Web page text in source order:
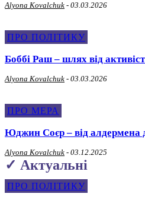
Alyona Kovalchuk - 03.03.2026
ПРО ПОЛІТИКУ
Боббі Раш – шлях від
Alyona Kovalchuk - 03.03.2026
ПРО МЕРА
Юджин Соєр – від алдермена
Alyona Kovalchuk - 03.12.2025
✓ Актуальні
ПРО ПОЛІТИКУ